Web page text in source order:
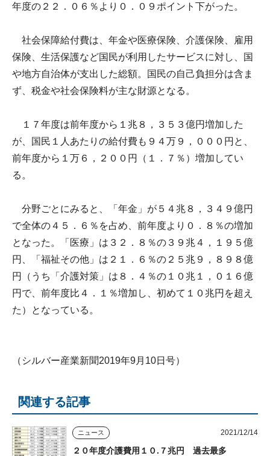
年度の２２．０６％より０．０９ポイント下がった。
社会保障給付費は、年金や医療保険、介護保険、雇用
保険、生活保護など国民が利用したサービスに対し、国
や地方自治体が支出した総額。国民の自己負担分は含ま
ず、税金や社会保険料が主な財源となる。
１７年度は前年度から１兆８，３５３億円増加した
が、国民１人あたりの給付費も９４万９，０００円と、
前年度から１万６，２００円（１．７％）増加してい
る。
分野ごとにみると、「年金」が５４兆８，３４９億円
で全体の４５．６％を占め、前年度より０．８％の増加
となった。「医療」は３２．８％の３９兆４，１９５億
円、「福祉その他」は２１．６％の２５兆９，８９８億
円（うち「介護対策」は８．４％の１０兆１，０１６億
円で、前年度比４．１％増加し、初めて１０兆円を超え
た）となっている。
（シルバー産業新聞2019年9月10日号）
関連する記事
ニュース 2021/12/14
２０年度介護費用１０.７兆円 過去最多